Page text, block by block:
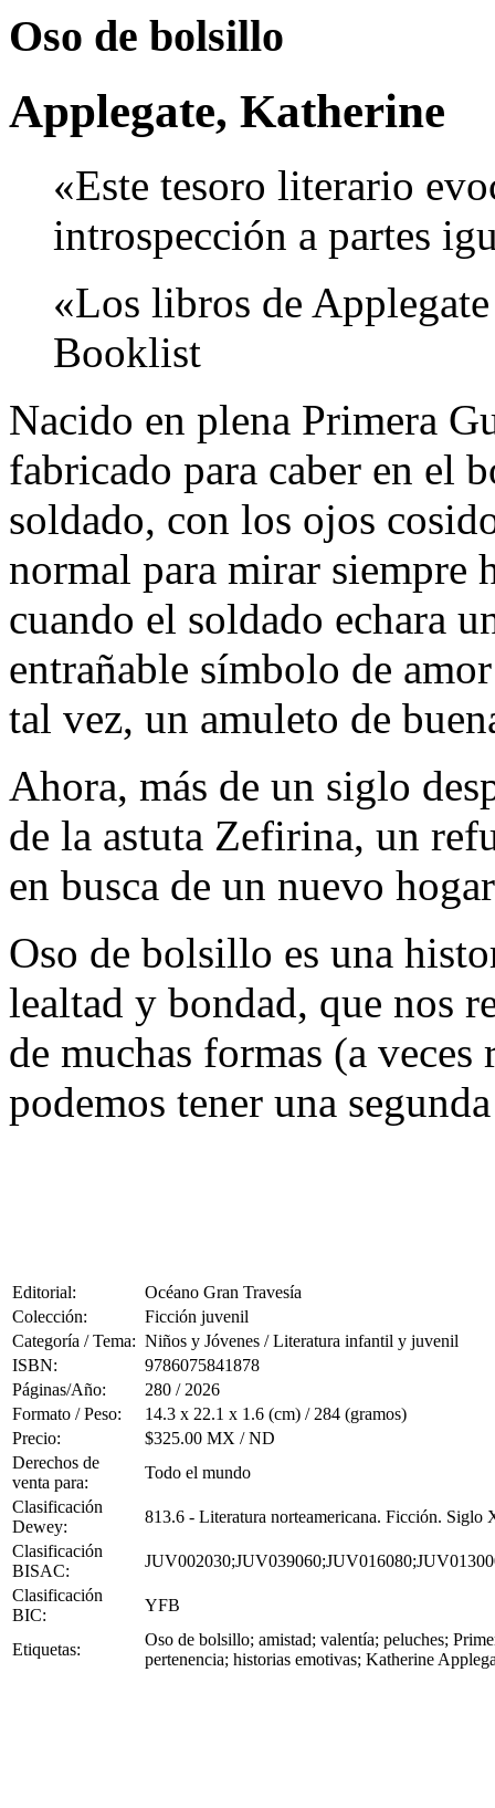
Oso de bolsillo
Applegate, Katherine
«Este tesoro literario
introspección a partes
«Los libros de
Booklist
Nacido en plena Primera
fabricado para caber en el
soldado, con los ojos
normal para mirar siempre
cuando el soldado echara
entrañable símbolo de
tal vez, un amuleto de
Ahora, más de un siglo
de la astuta Zefirina, un
en busca de un nuevo
Oso de bolsillo es una
lealtad y bondad, que nos
de muchas formas (a
podemos tener una
Editorial:
Océano Gran Travesía
Colección:
Ficción juvenil
Categoría / Tema: Niños y Jóvenes / Literatura infantil y juvenil
ISBN:
9786075841878
Páginas/Año:
280 / 2026
Formato / Peso:
14.3 x 22.1 x 1.6 (cm) / 284 (gramos)
Precio:
$325.00 MX / ND
Derechos de
venta para:
Todo el mundo
Clasificación
Dewey:
813.6 - Literatura norteamericana. Ficción. Siglo
Clasificación
BISAC:
Clasificación
BIC:
YFB
Etiquetas:
Oso de bolsillo; amistad; valentía; peluches;
pertenencia; historias emotivas; Katherine